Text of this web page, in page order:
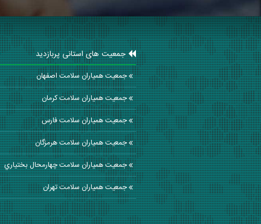
جمعیت های استانی پربازدید
جمعیت همیاران سلامت اصفهان
جمعیت همیاران سلامت كرمان
جمعیت همیاران سلامت فارس
جمعیت همیاران سلامت هرمزگان
جمعیت همیاران سلامت چهارمحال بختياري
جمعیت همیاران سلامت تهران